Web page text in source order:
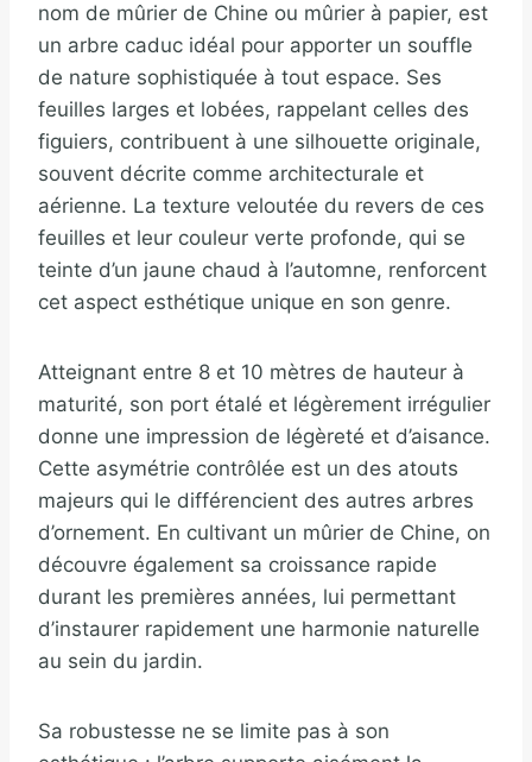
nom de mûrier de Chine ou mûrier à papier, est
un arbre caduc idéal pour apporter un souffle
de nature sophistiquée à tout espace. Ses
feuilles larges et lobées, rappelant celles des
figuiers, contribuent à une silhouette originale,
souvent décrite comme architecturale et
aérienne. La texture veloutée du revers de ces
feuilles et leur couleur verte profonde, qui se
teinte d’un jaune chaud à l’automne, renforcent
cet aspect esthétique unique en son genre.
Atteignant entre 8 et 10 mètres de hauteur à
maturité, son port étalé et légèrement irrégulier
donne une impression de légèreté et d’aisance.
Cette asymétrie contrôlée est un des atouts
majeurs qui le différencient des autres arbres
d’ornement. En cultivant un mûrier de Chine, on
découvre également sa croissance rapide
durant les premières années, lui permettant
d’instaurer rapidement une harmonie naturelle
au sein du jardin.
Sa robustesse ne se limite pas à son